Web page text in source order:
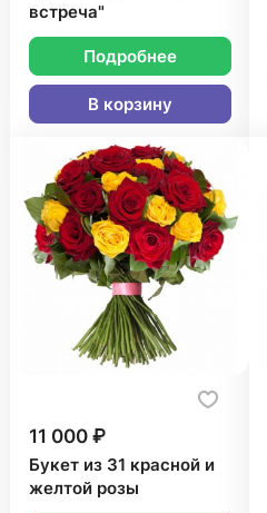
встреча"
Подробнее
В корзину
11 000 ₽
Букет из 31 красной и
желтой розы